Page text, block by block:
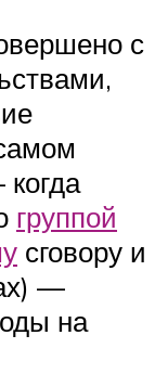
с
группой
сговору и
—
на